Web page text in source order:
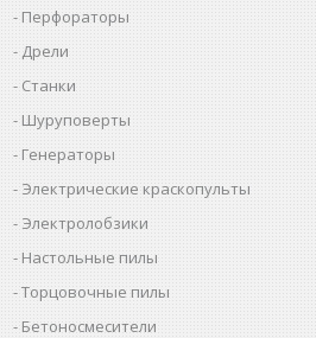
Перфораторы
Дрели
Станки
Шуруповерты
Генераторы
Электрические краскопульты
Электролобзики
Настольные пилы
Торцовочные пилы
Бетоносмесители